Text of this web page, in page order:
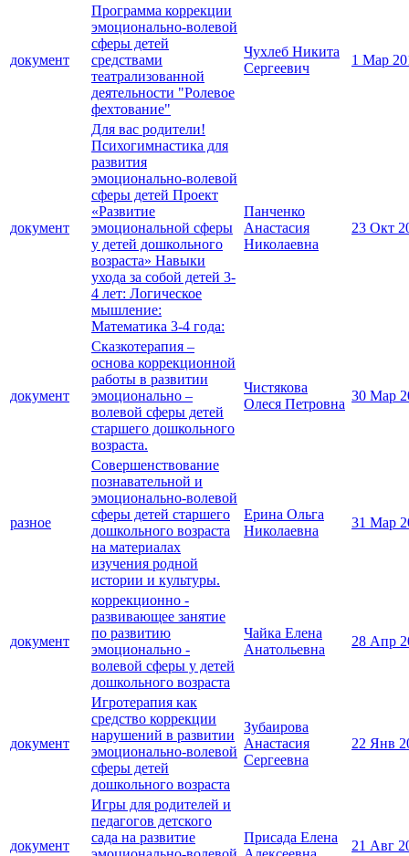
документ
Программа коррекции
эмоционально-волевой
сферы детей
средствами
театрализованной
деятельности "Ролевое
фехтование"
Чухлеб Никита
Сергеевич
1 Мар
документ
Для вас родители!
Психогимнастика для
развития
эмоционально-волевой
сферы детей Проект
«Развитие
эмоциональной сферы
у детей дошкольного
возраста» Навыки
ухода за собой детей 3-
4 лет: Логическое
мышление:
Математика 3-4 года:
Панченко
Анастасия
Николаевна
23 Окт
документ
Сказкотерапия –
основа коррекционной
работы в развитии
эмоционально –
волевой сферы детей
старшего дошкольного
возраста.
Чистякова
Олеся Петровна
30 Мар
разное
Совершенствование
познавательной и
эмоционально-волевой
сферы детей старшего
дошкольного возраста
на материалах
изучения родной
истории и культуры.
Ерина Ольга
Николаевна
31 Мар
документ
коррекционно -
развивающее занятие
по развитию
эмоционально -
волевой сферы у детей
дошкольного возраста
Чайка Елена
Анатольевна
28 Апр
документ
Игротерапия как
средство коррекции
нарушений в развитии
эмоционально-волевой
сферы детей
дошкольного возраста
Зубаирова
Анастасия
Сергеевна
22 Янв
документ
Игры для родителей и
педагогов детского
сада на развитие
Присада Елена
21 Авг